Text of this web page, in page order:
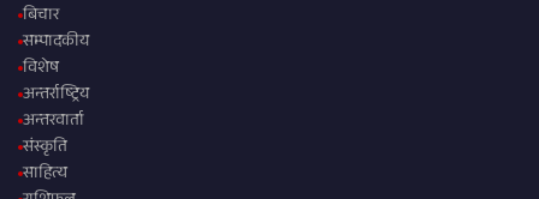
बिचार
सम्पादकीय
विशेष
अन्तर्राष्ट्रिय
अन्तरवार्ता
संस्कृति
साहित्य